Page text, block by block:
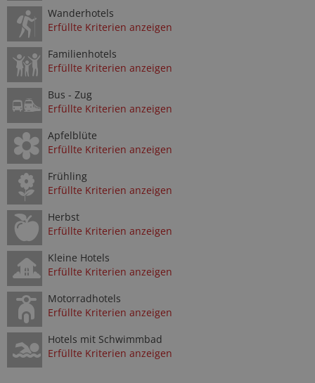
Wanderhotels
Erfüllte Kriterien anzeigen
Familienhotels
Erfüllte Kriterien anzeigen
Bus - Zug
Erfüllte Kriterien anzeigen
Apfelblüte
Erfüllte Kriterien anzeigen
Frühling
Erfüllte Kriterien anzeigen
Herbst
Erfüllte Kriterien anzeigen
Kleine Hotels
Erfüllte Kriterien anzeigen
Motorradhotels
Erfüllte Kriterien anzeigen
Hotels mit Schwimmbad
Erfüllte Kriterien anzeigen